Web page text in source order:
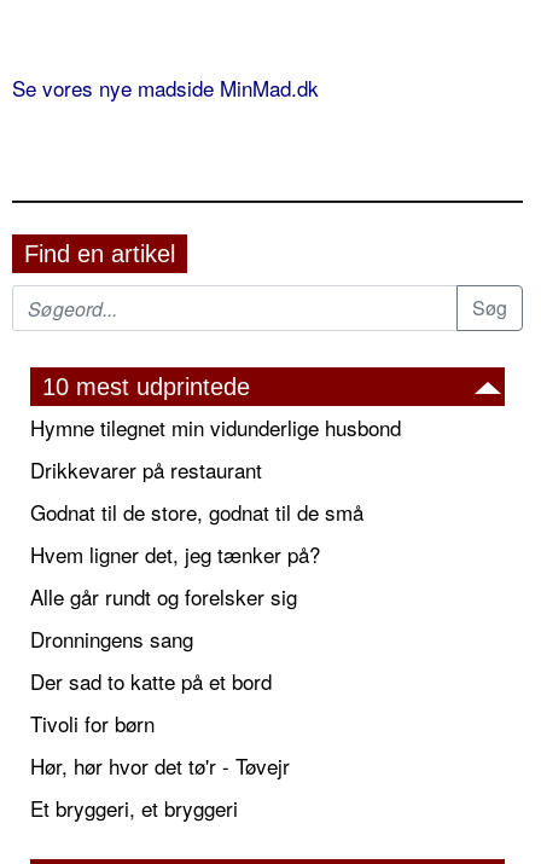
Se vores nye madside MinMad.dk
Find en artikel
10 mest udprintede
Hymne tilegnet min vidunderlige husbond
Drikkevarer på restaurant
Godnat til de store, godnat til de små
Hvem ligner det, jeg tænker på?
Alle går rundt og forelsker sig
Dronningens sang
Der sad to katte på et bord
Tivoli for børn
Hør, hør hvor det tø'r - Tøvejr
Et bryggeri, et bryggeri